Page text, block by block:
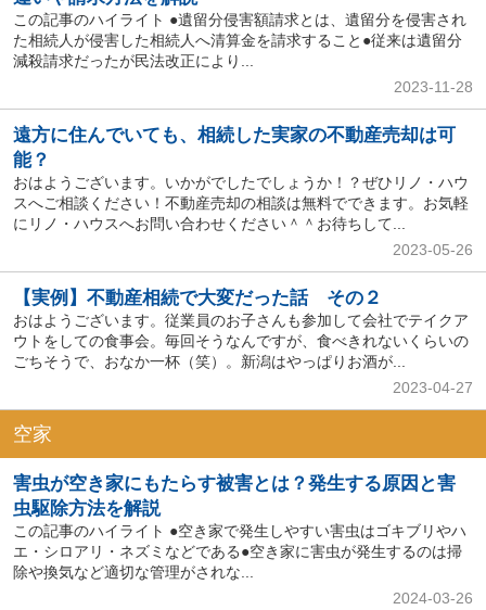
この記事のハイライト ●遺留分侵害額請求とは、遺留分を侵害され
た相続人が侵害した相続人へ清算金を請求すること●従来は遺留分
減殺請求だったが民法改正により...
2023-11-28
遠方に住んでいても、相続した実家の不動産売却は可
能？
おはようございます。いかがでしたでしょうか！？ぜひリノ・ハウ
スへご相談ください！不動産売却の相談は無料でできます。お気軽
にリノ・ハウスへお問い合わせください＾＾お待ちして...
2023-05-26
【実例】不動産相続で大変だった話 その２
おはようございます。従業員のお子さんも参加して会社でテイクア
ウトをしての食事会。毎回そうなんですが、食べきれないくらいの
ごちそうで、おなか一杯（笑）。新潟はやっぱりお酒が...
2023-04-27
空家
害虫が空き家にもたらす被害とは？発生する原因と害
虫駆除方法を解説
この記事のハイライト ●空き家で発生しやすい害虫はゴキブリやハ
エ・シロアリ・ネズミなどである●空き家に害虫が発生するのは掃
除や換気など適切な管理がされな...
2024-03-26